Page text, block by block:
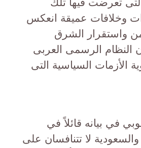
وخلافات عميقة انعكس
واستقرار الشرق
النظام الرسمى العربى
الأزمات السياسية التى
في بيانه قائلاً في
لا تتنافسان على